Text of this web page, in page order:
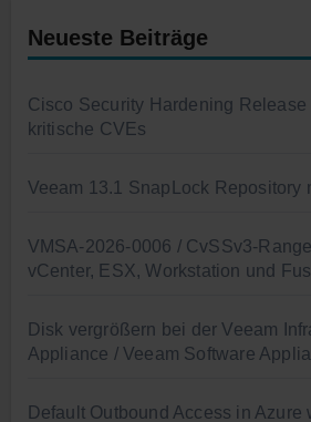
Neueste Beiträge
Cisco Security Hardening
kritische CVEs
Veeam 13.1 SnapLock Repository
VMSA-2026-0006 / CvSSv3-
vCenter, ESX, Workstation und
Disk vergrößern bei der Veeam
Appliance / Veeam Software
Default Outbound Access in Azure